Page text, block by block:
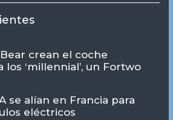
crean el coche
‘millennial’, un Fortwo
se alían en Francia para
eléctricos